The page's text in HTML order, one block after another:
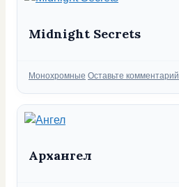
Midnight Secrets
Рубрики
Монохромные Оставьте комментарий
Архангел